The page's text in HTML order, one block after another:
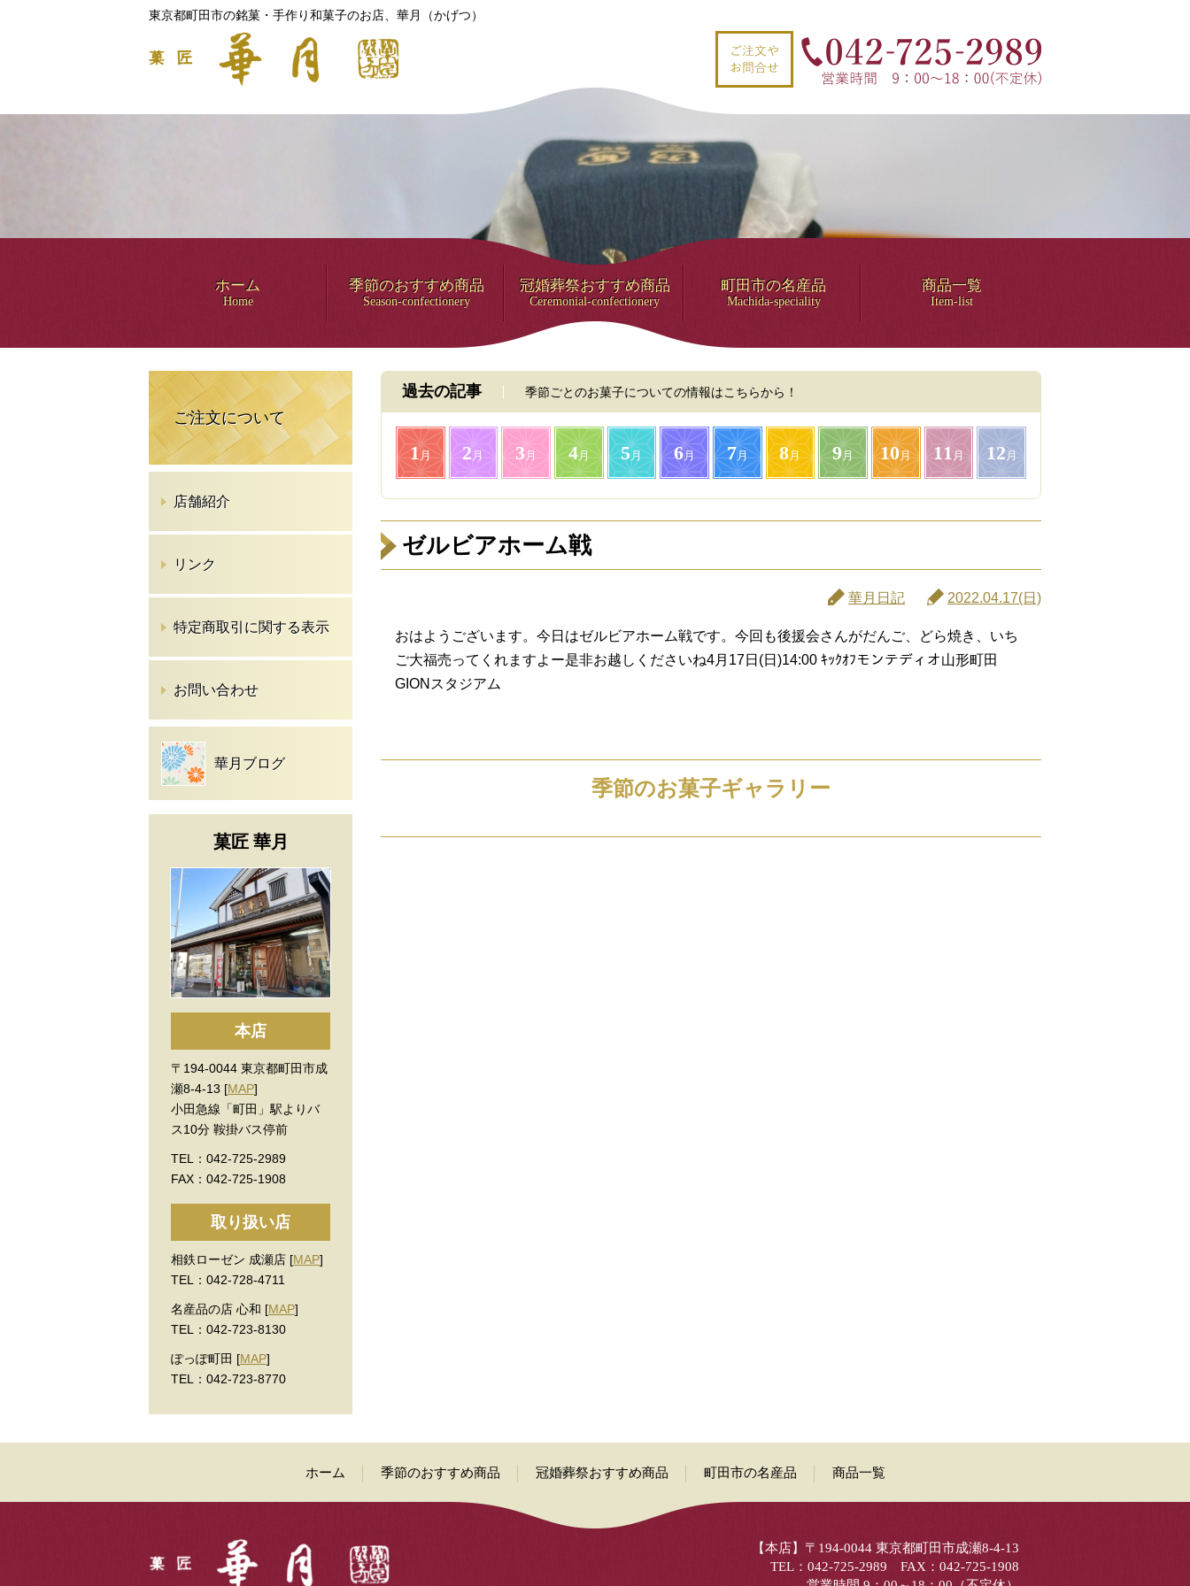
東京都町田市の銘菓・手作り和菓子のお店、華月（かげつ）
ホーム
Home
季節のおすすめ商品
Season-confectionery
冠婚葬祭おすすめ商品
Ceremonial-confectionery
町田市の名産品
Machida-speciality
商品一覧
Item-list
過去の記事 季節ごとのお菓子についての情報はこちらから！
1月 2 月 3 月 4月 5月 6月 7月 8月 9月 10月 11 月 12 月
ゼルビアホーム戦
華月日記 2022.04.17(日)
おはようございます。今日はゼルビアホーム戦です。今回も後援会さんがだんご、どら焼き、いち
ご大福売ってくれますよー是非お越しくださいね4月17日(日)14:00 ｷｯｸｵﾌモンテディオ山形町田
GIONスタジアム
季節のお菓子ギャラリー
ご注文について
店舗紹介
リンク
特定商取引に関する表示
お問い合わせ
華月ブログ
菓匠 華月
本店
〒194-0044 東京都町田市成
瀬8-4-13 [MAP]
小田急線「町田」駅よりバ
ス10分 鞍掛バス停前
TEL：042-725-2989
FAX：042-725-1908
取り扱い店
相鉄ローゼン 成瀬店 [MAP]
TEL：042-728-4711
名産品の店 心和 [MAP]
TEL：042-723-8130
ぽっぽ町田 [MAP]
TEL：042-723-8770
ホーム 季節のおすすめ商品 冠婚葬祭おすすめ商品 町田市の名産品 商品一覧
【本店】〒194-0044 東京都町田市成瀬8-4-13
TEL：042-725-2989 FAX：042-725-1908